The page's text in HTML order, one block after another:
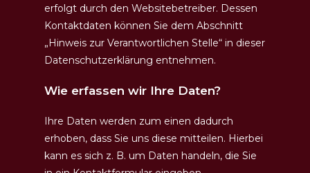
erfolgt durch den Websitebetreiber. Dessen
Kontaktdaten können Sie dem Abschnitt
„Hinweis zur Verantwortlichen Stelle“ in dieser
Datenschutzerklärung entnehmen.
Wie erfassen wir Ihre Daten?
Ihre Daten werden zum einen dadurch
erhoben, dass Sie uns diese mitteilen. Hierbei
kann es sich z. B. um Daten handeln, die Sie